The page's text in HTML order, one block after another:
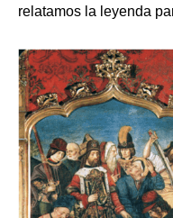
relatamos la leyenda